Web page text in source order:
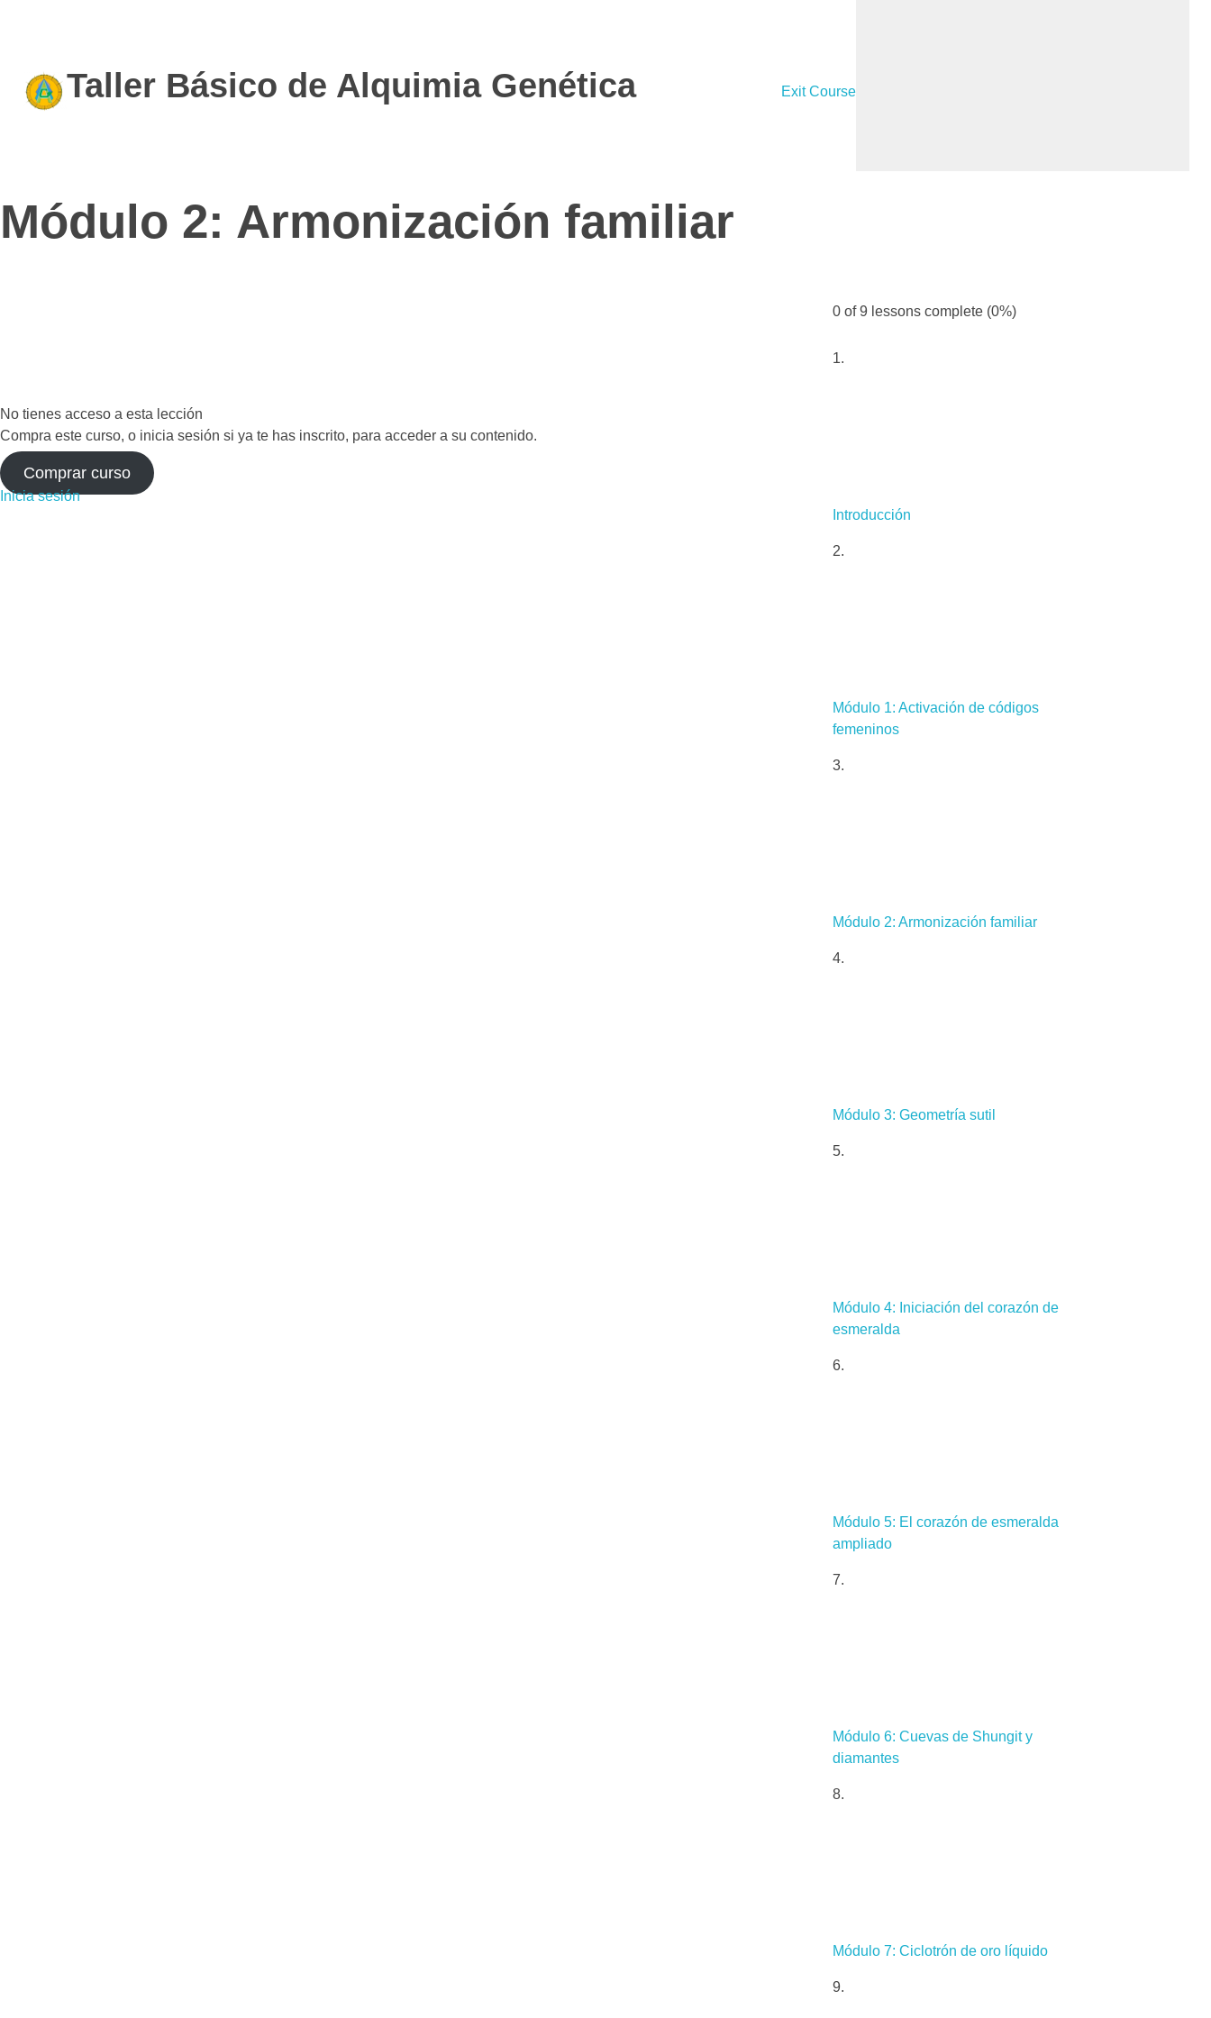
Taller Básico de Alquimia Genética Exit Course
Módulo 2: Armonización familiar
No tienes acceso a esta lección
Compra este curso, o inicia sesión si ya te has inscrito, para acceder a su contenido.
Comprar curso
Inicia sesión
0 of 9 lessons complete (0%)
Introducción
Módulo 1: Activación de códigos
femeninos
Módulo 2: Armonización familiar
Módulo 3: Geometría sutil
Módulo 4: Iniciación del corazón de
esmeralda
Módulo 5: El corazón de esmeralda
ampliado
Módulo 6: Cuevas de Shungit y
diamantes
Módulo 7: Ciclotrón de oro líquido